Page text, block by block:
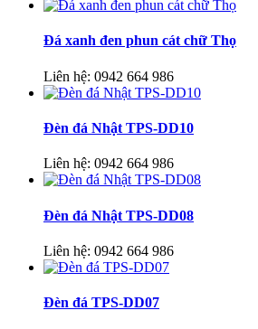
Đá xanh đen phun cát chữ Thọ
Liên hệ: 0942 664 986
Đèn đá Nhật TPS-DD10
Liên hệ: 0942 664 986
Đèn đá Nhật TPS-DD08
Liên hệ: 0942 664 986
Đèn đá TPS-DD07